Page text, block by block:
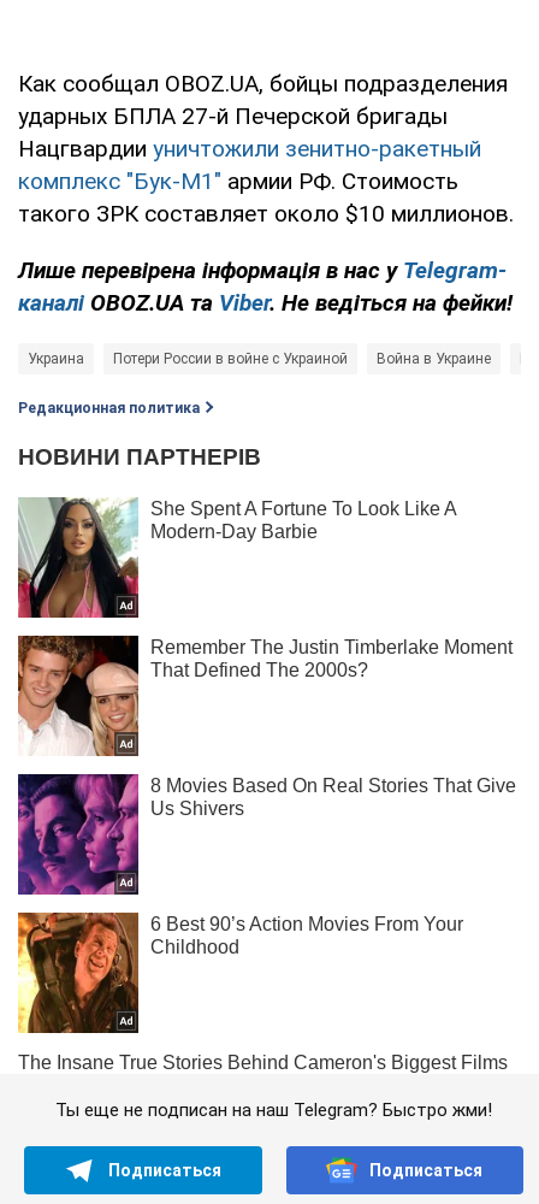
Как сообщал OBOZ.UA, бойцы подразделения
ударных БПЛА 27-й Печерской бригады
Нацгвардии уничтожили зенитно-ракетный
комплекс "Бук-М1" армии РФ. Стоимость
такого ЗРК составляет около $10 миллионов.
Лише перевірена інформація в нас у Telegram-
каналі OBOZ.UA та Viber. Не ведіться на фейки!
Украина Потери России в войне с Украиной Война в Украине
Редакционная политика
Ты еще не подписан на наш Telegram? Быстро жми!
Подписаться Подписаться